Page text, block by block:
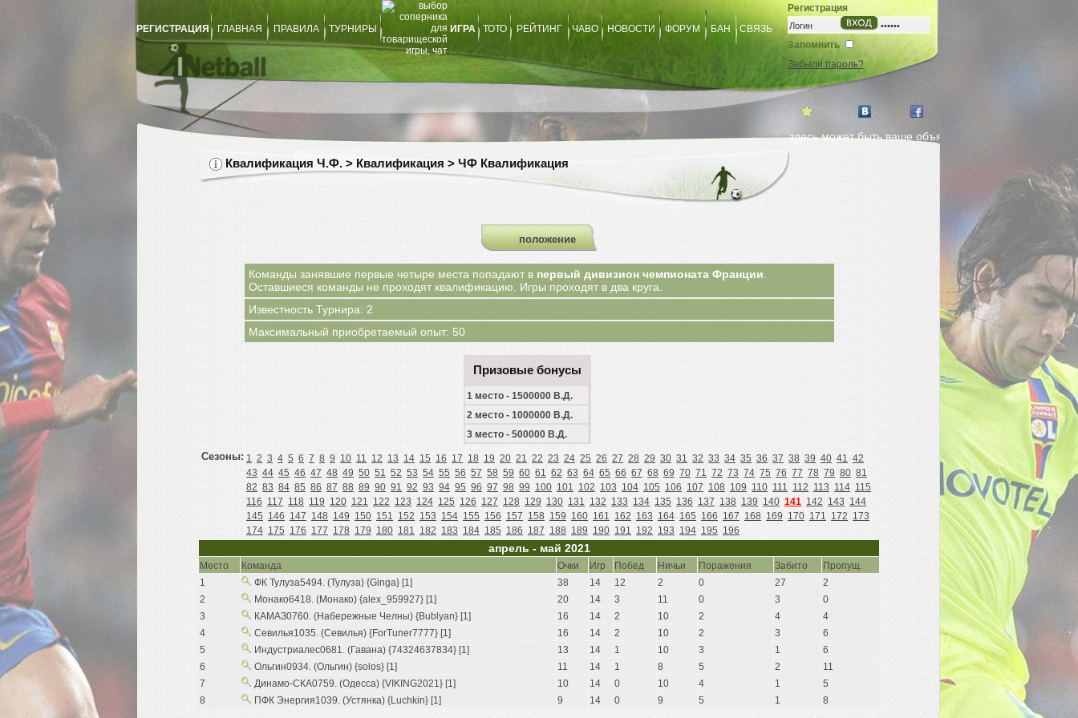
РЕГИСТРАЦИЯ ГЛАВНАЯ ПРАВИЛА ТУРНИРЫ ИГРА ТОТО РЕЙТИНГ ЧАВО НОВОСТИ ФОРУМ БАН СВЯЗЬ
Регистрация
Запомнить
Забыли пароль?
здесь может быть ваше объявление. заказ на страничке
Квалификация Ч.Ф. > Квалификация > ЧФ Квалификация
положение
Команды занявшие первые четыре места попадают в первый дивизион чемпионата Франции
Оставшиеся команды не проходят квалификацию. Игры проходят в два круга.
Известность Турнира: 2
Максимальный приобретаемый опыт: 50
Призовые бонусы
1 место - 1500000 В.Д.
2 место - 1000000 В.Д.
3 место - 500000 В.Д.
Сезоны: 1 2 3 4 5 6 7 8 9 10 11 12 13 14 15 16 17 18 19 20 21 22 23 24 25 26 27 28 29 30 31 32 33 34 35 36 37 38 39 40 41 42
43 44 45 46 47 48 49 50 51 52 53 54 55 56 57 58 59 60 61 62 63 64 65 66 67 68 69 70 71 72 73 74 75 76 77 78 79 80 81
82 83 84 85 86 87 88 89 90 91 92 93 94 95 96 97 98 99 100 101 102 103 104 105 106 107 108 109 110 111 112 113 114 115
116 117 118 119 120 121 122 123 124 125 126 127 128 129 130 131 132 133 134 135 136 137 138 139 140 141 142 143 144
145 146 147 148 149 150 151 152 153 154 155 156 157 158 159 160 161 162 163 164 165 166 167 168 169 170 171 172 173
174 175 176 177 178 179 180 181 182 183 184 185 186 187 188 189 190 191 192 193 194 195 196
апрель - май 2021
Место Команда Очки Игр Побед Ничьи Поражения Забито
Пропущ.
1
ФК Тулуза5494. (Тулуза) {Ginga} [1] 38 14 12 2 0 27
2
2
Монако6418. (Монако) {alex_959927} [1] 20 14 3 11 0 3
0
3
КАМАЗ0760. (Набережные Челны) {Bublyan} [1] 16 14 2 10 2 4
4
4
Севилья1035. (Севилья) {ForTuner7777} [1] 16 14 2 10 2 3
6
5
Индустриалес0681. (Гавана) {74324637834} [1] 13 14 1 10 3 1
6
6
Ольгин0934. (Ольгин) {solos} [1] 11 14 1 8 5 2
11
7
Динамо-СКА0759. (Одесса) {VIKING2021} [1] 10 14 0 10 4 1
5
8
ПФК Энергия1039. (Устянка) {Luchkin} [1] 9 14 0 9 5 1 8